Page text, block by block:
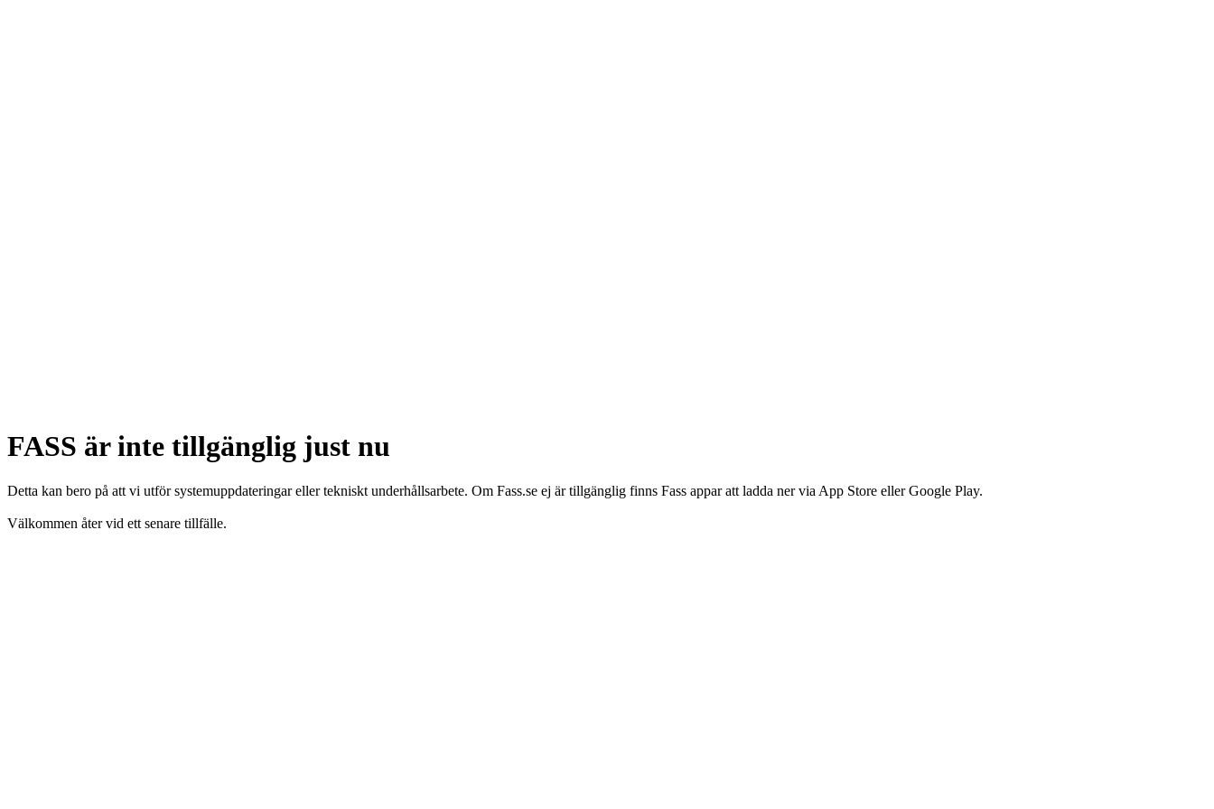
FASS är inte tillgänglig just nu
Detta kan bero på att vi utför systemuppdateringar eller tekniskt underhållsarbete. Om Fass.se ej är tillgänglig finns Fass appar att ladda ner via App Store eller Google Play.
Välkommen åter vid ett senare tillfälle.